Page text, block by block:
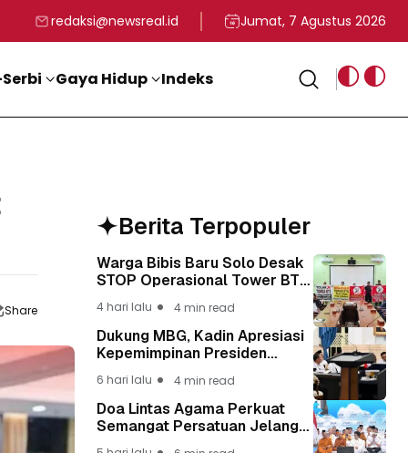
ke-81 Kemerdekaan RI
Kadin Apresiasi Kepemimpinan Presiden Prabowo yang
Staf Khusus Menag RI
redaksi@newsreal.id Jumat, 7 Agustus 2026
Gaya Hidup Indeks
Share
Berita Terpopuler
Warga Bibis Baru Solo Desak
STOP Operasional Tower BTS,
Keselamatan Warga Lebih
Berharga
4 hari lalu 4 min read
Dukung MBG, Kadin Apresiasi
Kepemimpinan Presiden
6 hari lalu 4 min read
Doa Lintas Agama Perkuat
Semangat Persatuan Jelang